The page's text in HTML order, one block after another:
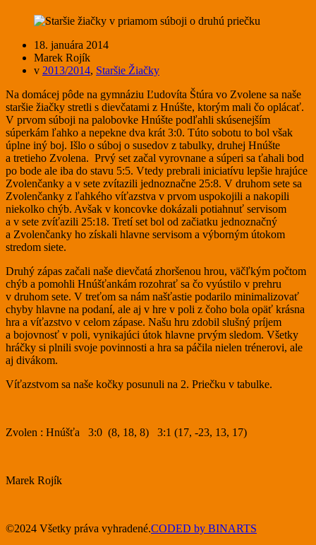
18. januára 2014
Marek Rojík
v 2013/2014, Staršie Žiačky
Na domácej pôde na gymnáziu Ľudovíta Štúra vo Zvolene sa naše
staršie žiačky stretli s dievčatami z Hnúšte, ktorým mali čo oplácať.
V prvom súboji na palobovke Hnúšte podľahli skúsenejším
súperkám ľahko a nepekne dva krát 3:0. Túto sobotu to bol však
úplne iný boj. Išlo o súboj o susedov z tabulky, druhej Hnúšte
a tretieho Zvolena. Prvý set začal vyrovnane a súperi sa ťahali bod
po bode ale iba do stavu 5:5. Vtedy prebrali iniciatívu lepšie hrajúce
Zvolenčanky a v sete zvítazili jednoznačne 25:8. V druhom sete sa
Zvolenčanky z ľahkého víťazstva v prvom uspokojili a nakopili
niekolko chýb. Avšak v koncovke dokázali potiahnuť servisom
a v sete zvíťazili 25:18. Tretí set bol od začiatku jednoznačný
a Zvolenčanky ho získali hlavne servisom a výborným útokom
stredom siete.
Druhý zápas začali naše dievčatá zhoršenou hrou, väčľkým počtom
chýb a pomohli Hnúšťankám rozohrať sa čo vyústilo v prehru
v druhom sete. V treťom sa nám našťastie podarilo minimalizovať
chyby hlavne na podaní, ale aj v hre v poli z čoho bola opäť krásna
hra a víťazstvo v celom zápase. Našu hru zdobil slušný príjem
a bojovnosť v poli, vynikajúci útok hlavne prvým sledom. Všetky
hráčky si plnili svoje povinnosti a hra sa páčila nielen trénerovi, ale
aj divákom.
Víťazstvom sa naše kočky posunuli na 2. Priečku v tabulke.
Zvolen : Hnúšťa 3:0 (8, 18, 8) 3:1 (17, -23, 13, 17)
Marek Rojík
©2024 Všetky práva vyhradené.CODED by BINARTS